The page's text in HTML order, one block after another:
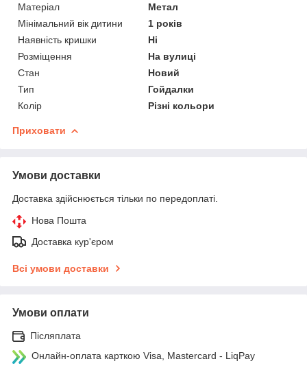
Матеріал
Метал
Мінімальний вік дитини
1 років
Наявність кришки
Ні
Розміщення
На вулиці
Стан
Новий
Тип
Гойдалки
Колір
Різні кольори
Приховати
Умови доставки
Доставка здійснюється тільки по передоплаті.
Нова Пошта
Доставка кур'єром
Всі умови доставки
Умови оплати
Післяплата
Онлайн-оплата карткою Visa, Mastercard - LiqPay